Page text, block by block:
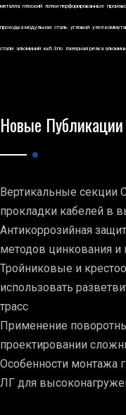
металла плоский лотки перфорированные
проходка модульная сталь угловой узел
стали алюминий ккб 3по лазерная резка
Новые Публикации
Вертикальные секции
прокладки кабелей в
Антикоррозийная
методов цинкования
Тройниковые и
использовать
трасс
Применение
проектировании
Особенности монтажа
ЛГ для